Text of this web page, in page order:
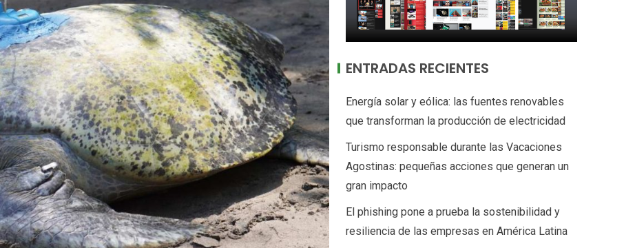
ENTRADAS RECIENTES
Energía solar y eólica: las fuentes renovables
que transforman la producción de electricidad
Turismo responsable durante las Vacaciones
Agostinas: pequeñas acciones que generan un
gran impacto
El phishing pone a prueba la sostenibilidad y
resiliencia de las empresas en América Latina